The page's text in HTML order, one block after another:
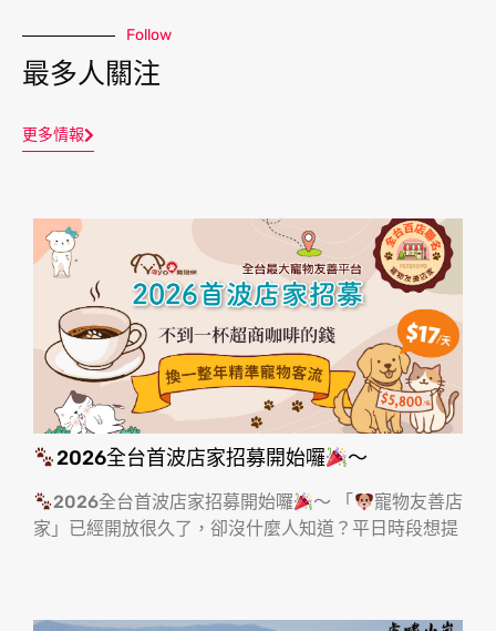
Follow
最多人關注
更多情報
2026全台首波店家招募開始囉 ～
2026全台首波店家招募開始囉 ～ 「
寵物友善店
家」已經開放很久了，卻沒什麼人知道？平日時段想提